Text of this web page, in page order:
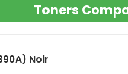
Toners
Noir